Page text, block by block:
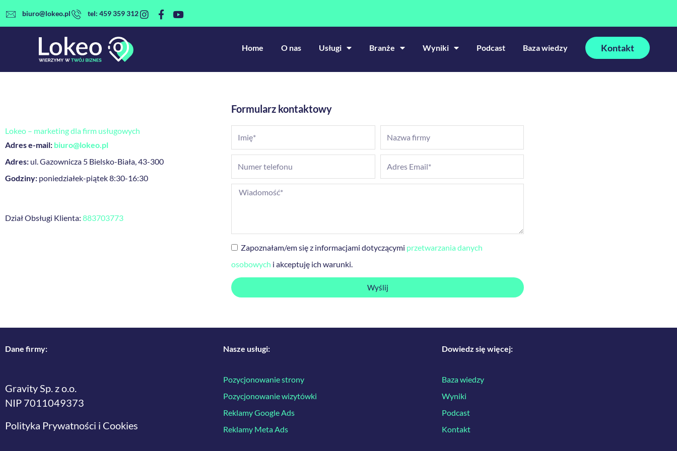
do
biuro@lokeo.pl tel: 459 359 312
Home O nas Usługi Branże Wyniki Podcast Baza wiedzy Kontakt
Lokeo – marketing dla firm usługowych
Adres e-mail: biuro@lokeo.pl
Adres: ul. Gazownicza 5 Bielsko-Biała, 43-300
Godziny: poniedziałek-piątek 8:30-16:30
Dział Obsługi Klienta: 883703773
Formularz kontaktowy
Zapoznałam/em się z informacjami dotyczącymi przetwarzania danych
osobowych i akceptuję ich warunki.
Wyślij
Dane firmy:
Gravity Sp. z o.o.
NIP 7011049373
Polityka Prywatności i Cookies
Nasze usługi:
Pozycjonowanie strony
Pozycjonowanie wizytówki
Reklamy Google Ads
Reklamy Meta Ads
Dowiedz się więcej:
Baza wiedzy
Wyniki
Podcast
Kontakt